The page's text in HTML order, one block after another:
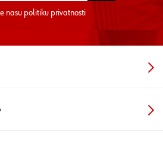
nasu politiku privatnosti